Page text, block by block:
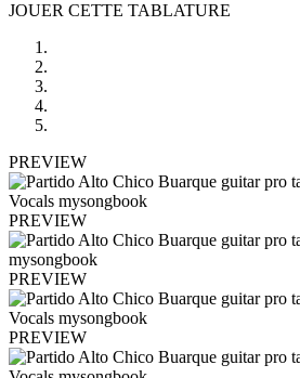
JOUER CETTE TABLATURE
PREVIEW
PREVIEW
PREVIEW
PREVIEW